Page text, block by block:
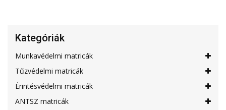
Kategóriák
Munkavédelmi matricák
Tűzvédelmi matricák
Érintésvédelmi matricák
ANTSZ matricák